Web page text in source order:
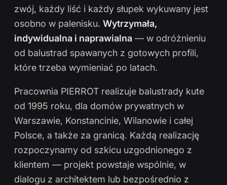
zwój, każdy liść i każdy słupek wykuwany jest
osobno w palenisku. Wytrzymała,
indywidualna i naprawialna — w odróżnieniu
od balustrad spawanych z gotowych profili,
które trzeba wymieniać po latach.
Pracownia PIERROT realizuje balustrady kute
od 1995 roku, dla domów prywatnych w
Warszawie, Konstancinie, Wilanowie i całej
Polsce, a także za granicą. Każdą realizację
rozpoczynamy od szkicu uzgodnionego z
klientem — projekt powstaje wspólnie, w
dialogu z architektem lub bezpośrednio z